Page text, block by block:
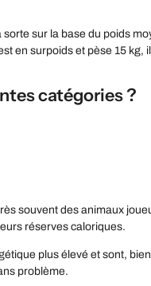
sur la base du poids
en surpoids et pèse 15 kg,
catégories ?
souvent des animaux
réserves caloriques.
plus élevé et sont,
problème.